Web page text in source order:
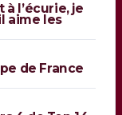
à l’écurie, je
aime les
de France